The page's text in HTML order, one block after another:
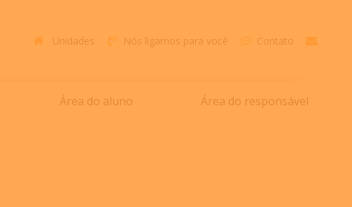
Unidades Nós ligamos para você Contato
Área do aluno Área do responsável